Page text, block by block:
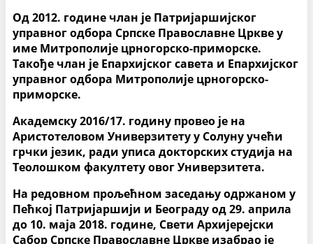
Од 2012. године члан је Патријаршијског
управног одбора Српске Православне Цркве у
име Митрополије црногорско-приморске.
Такође члан је Епархијског савета и Епархијског
управног одбора Митрополије црногорско-
приморске.
Академску 2016/17. годину провео је на
Аристотеловом Универзитету у Солуну учећи
грчки језик, ради уписа докторских студија на
Теолошком факултету овог Универзитета.
На редовном прољећном заседању одржаном у
Пећкој Патријаршији и Београду од 29. априла
до 10. маја 2018. године, Свети Архијерејски
Сабор Српске Православне Цркве изабрао је